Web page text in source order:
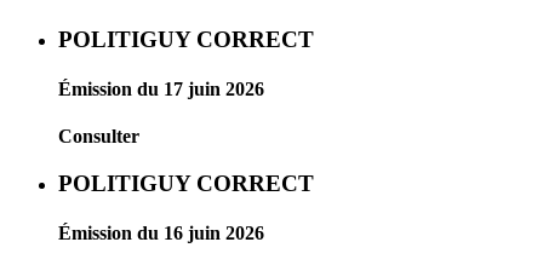
POLITIGUY CORRECT
Émission du 17 juin 2026
Consulter
POLITIGUY CORRECT
Émission du 16 juin 2026